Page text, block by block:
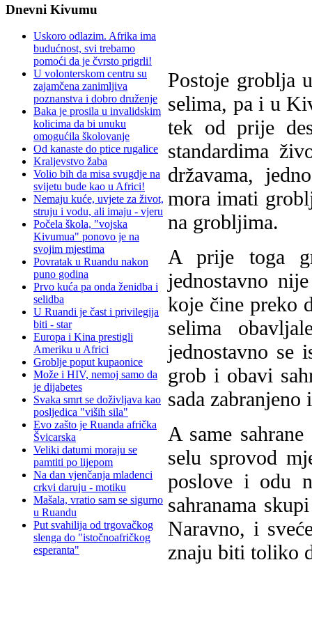
Dnevni Kivumu
Uskoro odlazim. Afrika ima
budućnost, svi trebamo
pomoći da je čvrsto prigrli!
U volonterskom centru su
zajamčena zanimljiva
poznanstva i dobro druženje
Baka je prosila u invalidskim
kolicima da bi unuku
omogućila školovanje
Od kanaste do ptice rugalice
Kraljevstvo žaba
Volio bih da misa svugdje na
svijetu bude kao u Africi!
Nemaju kuće, uvjete za život,
struju i vodu, ali imaju - vjeru
Počela škola, "vojska
Kivumua" ponovo je na
svojim mjestima
Povratak u Ruandu nakon
puno godina
Prvo kuća pa onda ženidba i
selidba
U Ruandi je čast i privilegija
biti - star
Europa i Kina prestigli
Ameriku u Africi
Groblje poput kupaonice
Može i HIV, nemoj samo da
je dijabetes
Svaka smrt se doživljava kao
posljedica "viših sila"
Evo zašto je Ruanda afrička
Švicarska
Veliki datumi moraju se
pamtiti po lijepom
Na dan vjenčanja mladenci
crkvi daruju - motiku
Mašala, vratio sam se sigurno
u Ruandu
Put svahilija od trgovačkog
slenga do "istočnoafričkog
esperanta"
Postoje groblja
selima, pa i u
tek od prije
standardima
državama,
mora imati
na grobljima.
A prije toga
jednostavno
koje čine preko
selima
jednostavno se
grob i obavi
sada
A same
selu sprovod
poslove i odu
sahranama
Naravno, i
znaju biti toliko